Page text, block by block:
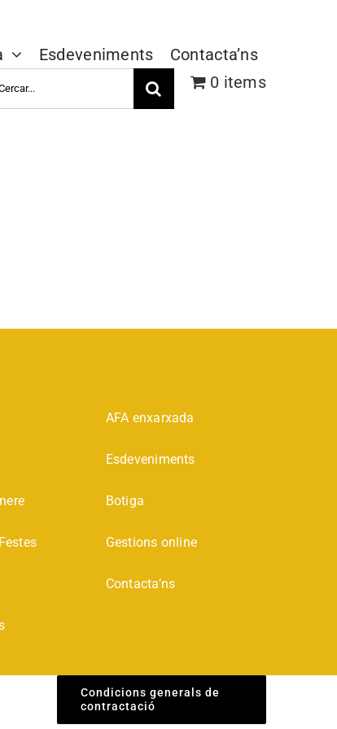
Esdeveniments
Contacta’ns
0 items
AFA enxarxada
Esdeveniments
Botiga
Gestions online
Contacta’ns
Condicions generals de
contractació